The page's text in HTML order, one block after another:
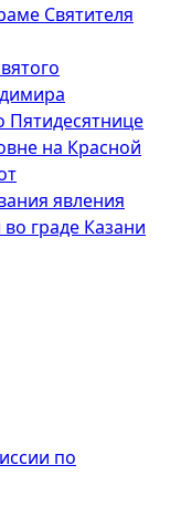
Святителя
Пятидесятнице
на Красной
явления
граде Казани
по